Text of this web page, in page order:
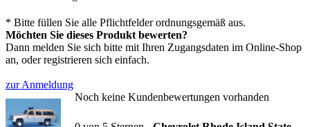
* Bitte füllen Sie alle Pflichtfelder ordnungsgemäß aus.
Möchten Sie dieses Produkt bewerten?
Dann melden Sie sich bitte mit Ihren Zugangsdaten im Online-Shop
an, oder registrieren sich einfach.
zur Anmeldung
Noch keine Kundenbewertungen vorhanden